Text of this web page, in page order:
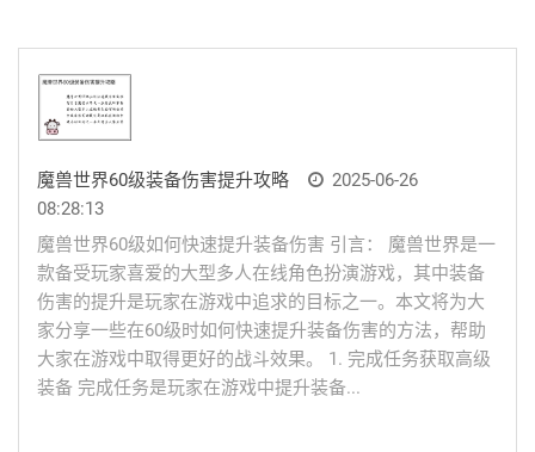
魔兽世界60级装备伤害提升攻略
2025-06-26
08:28:13
魔兽世界60级如何快速提升装备伤害 引言： 魔兽世界是一
款备受玩家喜爱的大型多人在线角色扮演游戏，其中装备
伤害的提升是玩家在游戏中追求的目标之一。本文将为大
家分享一些在60级时如何快速提升装备伤害的方法，帮助
大家在游戏中取得更好的战斗效果。 1. 完成任务获取高级
装备 完成任务是玩家在游戏中提升装备...